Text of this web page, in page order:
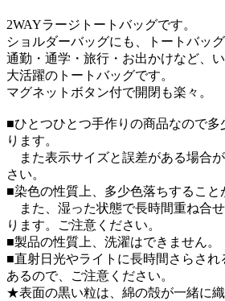
2WAYラージトートバッグです。
ショルダーバッグにも、トートバッ
通勤・通学・旅行・お出かけなど、
大活躍のトートバッグです。
マグネットボタン付で開閉も楽々。
■ひとつひとつ手作りの商品なので多
ります。
また表示サイズと誤差がある場合
さい。
■染色の性質上、多少色落ちすること
また、湿った状態で長時間重ね合
ります。ご注意ください。
■製品の性質上、洗濯はできません。
■直射日光やライトに長時間さらさ
あるので、ご注意ください。
★表面の黒い粒は、綿の殻が一緒に